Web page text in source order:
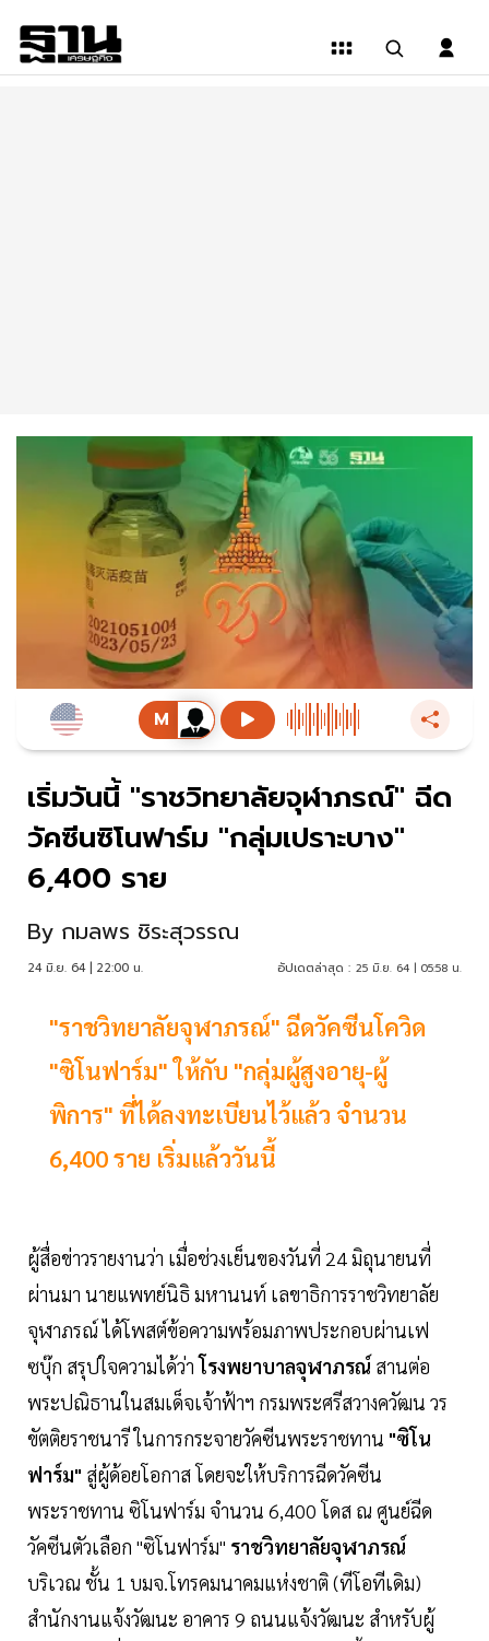
เริ่มวันนี้ "ราชวิทยาลัยจุฬาภรณ์" ฉีด
วัคซีนซิโนฟาร์ม "กลุ่มเปราะบาง"
6,400 ราย
By กมลพร ชิระสุวรรณ
24 มิ.ย. 64 | 22:00 น. อัปเดตล่าสุด : 25 มิ.ย. 64 | 05:58 น.
"ราชวิทยาลัยจุฬาภรณ์" ฉีดวัคซีนโควิด
"ซิโนฟาร์ม" ให้กับ "กลุ่มผู้สูงอายุ-ผู้
พิการ" ที่ได้ลงทะเบียนไว้แล้ว จำนวน
6,400 ราย เริ่มแล้ววันนี้
ผู้สื่อข่าวรายงานว่า เมื่อช่วงเย็นของวันที่ 24 มิถุนายนที่
ผ่านมา นายแพทย์นิธิ มหานนท์ เลขาธิการราชวิทยาลัย
จุฬาภรณ์ ได้โพสต์ข้อความพร้อมภาพประกอบผ่านเฟ
ซบุ๊ก สรุปใจความได้ว่าโรงพยาบาลจุฬาภรณ์ สานต่อ
พระปณิธานในสมเด็จเจ้าฟ้าฯ กรมพระศรีสวางควัฒน วร
ขัตติยราชนารี ในการกระจายวัคซีนพระราชทาน "ซิโน
ฟาร์ม" สู่ผู้ด้อยโอกาส โดยจะให้บริการฉีดวัคซีน
พระราชทาน ซิโนฟาร์ม จำนวน 6,400 โดส ณ ศูนย์ฉีด
วัคซีนตัวเลือก "ซิโนฟาร์ม" ราชวิทยาลัยจุฬาภรณ์
บริเวณ ชั้น 1 บมจ.โทรคมนาคมแห่งชาติ (ทีโอทีเดิม)
สำนักงานแจ้งวัฒนะ อาคาร 9 ถนนแจ้งวัฒนะ สำหรับผู้